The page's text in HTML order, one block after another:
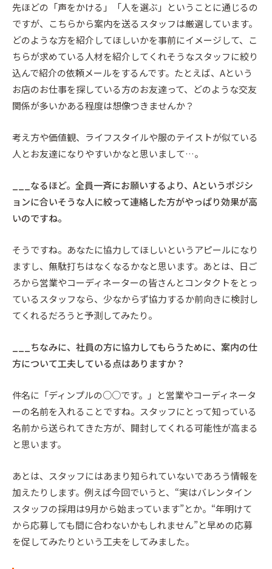
先ほどの「声をかける」「人を選ぶ」ということに通じるの
ですが、こちらから案内を送るスタッフは厳選しています。
どのような方を紹介してほしいかを事前にイメージして、こ
ちらが求めている人材を紹介してくれそうなスタッフに絞り
込んで紹介の依頼メールをするんです。たとえば、Aという
お店のお仕事を探している方のお友達って、どのような交友
関係が多いかある程度は想像つきませんか？
考え方や価値観、ライフスタイルや服のテイストが似ている
人とお友達になりやすいかなと思いまして…。
___なるほど。全員一斉にお願いするより、Aというポジシ
ョンに合いそうな人に絞って連絡した方がやっぱり効果が高
いのですね。
そうですね。あなたに協力してほしいというアピールになり
ますし、無駄打ちはなくなるかなと思います。あとは、日ご
ろから営業やコーディネーターの皆さんとコンタクトをとっ
ているスタッフなら、少なからず協力するか前向きに検討し
てくれるだろうと予測してみたり。
___ちなみに、社員の方に協力してもらうために、案内の仕
方について工夫している点はありますか？
件名に「ディンプルの○○です。」と営業やコーディネータ
ーの名前を入れることですね。スタッフにとって知っている
名前から送られてきた方が、開封してくれる可能性が高まる
と思います。
あとは、スタッフにはあまり知られていないであろう情報を
加えたりします。例えば今回でいうと、“実はバレンタイン
スタッフの採用は9月から始まっています”とか。“年明けて
から応募しても間に合わないかもしれません”と早めの応募
を促してみたりという工夫をしてみました。